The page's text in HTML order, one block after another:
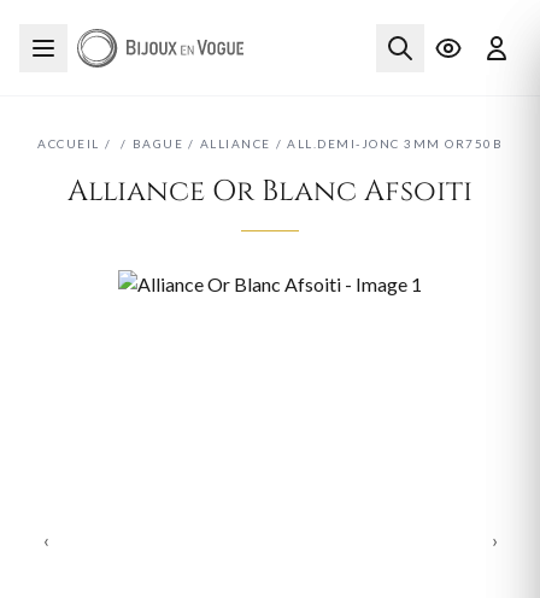
ACCUEIL / / BAGUE / ALLIANCE / ALL.DEMI-JONC 3MM OR750B
Alliance Or Blanc Afsoiti
‹ ›